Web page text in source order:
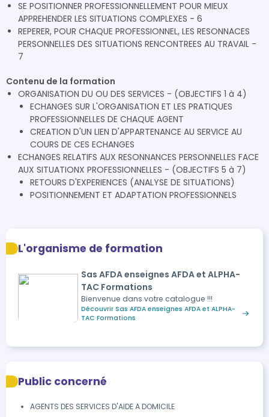
SE POSITIONNER PROFESSIONNELLEMENT POUR MIEUX
APPREHENDER LES SITUATIONS COMPLEXES - 6
REPERER, POUR CHAQUE PROFESSIONNEL, LES RESONNACES
PERSONNELLES DES SITUATIONS RENCONTREES AU TRAVAIL -
7
Contenu de la formation
ORGANISATION DU OU DES SERVICES - (OBJECTIFS 1 à 4)
ECHANGES SUR L'ORGANISATION ET LES PRATIQUES
PROFESSIONNELLES DE CHAQUE AGENT
CREATION D'UN LIEN D'APPARTENANCE AU SERVICE AU
COURS DE CES ECHANGES
ECHANGES RELATIFS AUX RESONNANCES PERSONNELLES FACE
AUX SITUATIONX PROFESSIONNELLES - (OBJECTIFS 5 à 7)
RETOURS D'EXPERIENCES (ANALYSE DE SITUATIONS)
POSITIONNEMENT ET ADAPTATION PROFESSIONNELS
L'organisme de formation
Sas AFDA enseignes AFDA et ALPHA-
TAC Formations
Bienvenue dans votre catalogue !!!
Découvrir Sas AFDA enseignes AFDA et ALPHA-
TAC Formations
Public concerné
AGENTS DES SERVICES D'AIDE A DOMICILE